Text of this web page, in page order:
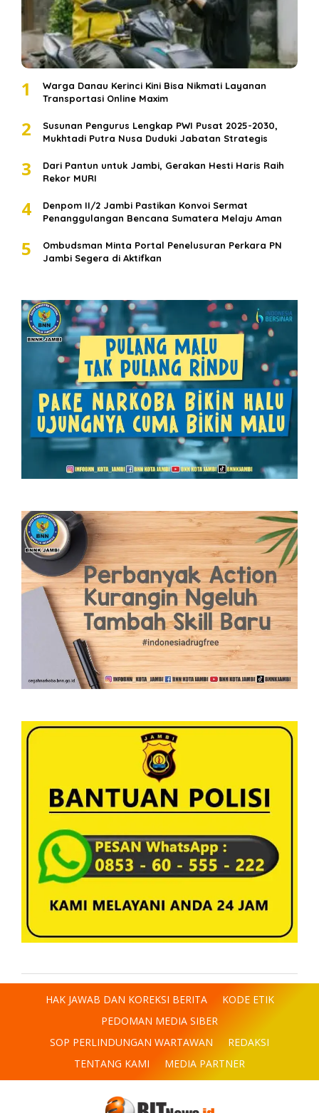
1
Warga Danau Kerinci Kini Bisa Nikmati Layanan
Transportasi Online Maxim
2
Susunan Pengurus Lengkap PWI Pusat 2025-2030,
Mukhtadi Putra Nusa Duduki Jabatan Strategis
3
Dari Pantun untuk Jambi, Gerakan Hesti Haris Raih
Rekor MURI
4
Denpom II/2 Jambi Pastikan Konvoi Sermat
Penanggulangan Bencana Sumatera Melaju Aman
5
Ombudsman Minta Portal Penelusuran Perkara PN
Jambi Segera di Aktifkan
HAK JAWAB DAN KOREKSI BERITA
KODE ETIK
PEDOMAN MEDIA SIBER
SOP PERLINDUNGAN WARTAWAN
REDAKSI
TENTANG KAMI
MEDIA PARTNER